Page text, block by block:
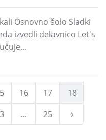
Osnovno šolo Sladki
izvedli delavnico Let's
16 17
18
… 25